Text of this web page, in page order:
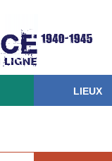
LIEUX